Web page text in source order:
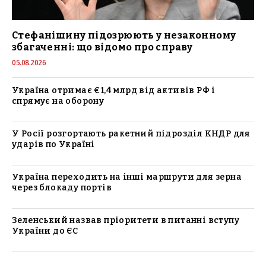
Стефанішину підозрюють у незаконному
збагаченні: що відомо про справу
05.08.2026
Україна отримає €1,4 млрд від активів РФ і
спрямує на оборону
У Росії розгортають ракетний підрозділ КНДР для
ударів по Україні
Україна переходить на інші маршрути для зерна
через блокаду портів
Зеленський назвав пріоритети в питанні вступу
України до ЄС